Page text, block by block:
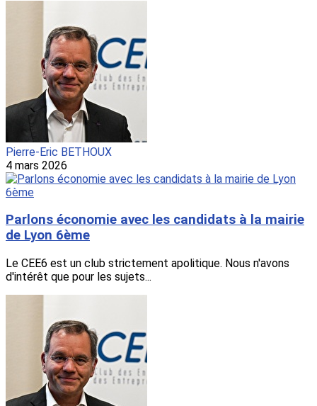
Pierre-Eric BETHOUX
4 mars 2026
Parlons économie avec les candidats à la mairie
de Lyon 6ème
Le CEE6 est un club strictement apolitique. Nous n'avons
d'intérêt que pour les sujets...